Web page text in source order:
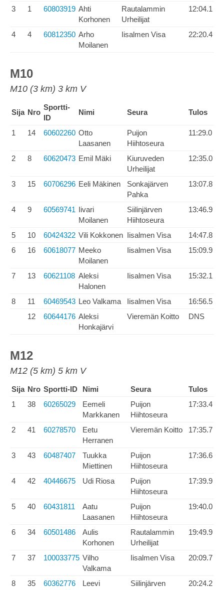
3 1 60803919 Ahti
Korhonen
Rautalammin
Urheilijat
12:04.1
4 4 60812350 Arho
Moilanen
Iisalmen Visa 22:20.4
M10
M10 (3 km) 3 km V
Sija Nro
Sportti-
ID
Nimi Seura Tulos
1 14 60602260 Otto
Laasanen
Puijon
Hiihtoseura
11:29.0
2 8 60620473 Emil Mäki
Kiuruveden
Urheilijat
12:35.0
3 15 60706296 Eeli Mäkinen
Sonkajärven
Pahka
13:07.8
4 9 60569741 Iivari
Moilanen
Siilinjärven
Hiihtoseura
13:46.9
5 10 60424322 Vili Kokkonen Iisalmen Visa
14:47.8
6
16 60618077 Meeko
Moilanen
Iisalmen Visa 15:09.9
7 13 60621108 Aleksi
Halonen
Iisalmen Visa 15:32.1
8 11 60469543 Leo Valkama Iisalmen Visa
16:56.5
12
60644176 Aleksi
Honkajärvi
Vieremän Koitto DNS
M12
M12 (5 km) 5 km V
Sija Nro Sportti-ID Nimi Seura
Tulos
1
38 60265029
Eemeli
Markkanen
Puijon
Hiihtoseura
17:33.4
2 41 60278570
Eetu
Herranen
Vieremän Koitto 17:35.7
3 43 60487407
Tuukka
Miettinen
Puijon
Hiihtoseura
17:36.6
4 42 40446675 Udi Riosa
Puijon
Hiihtoseura
17:39.9
5 40 60431811
Aatu
Laasanen
Puijon
Hiihtoseura
19:40.0
6 34 60501486
Aulis
Korhonen
Rautalammin
Urheilijat
19:49.9
7 37 100033775 Vilho
Valkama
Iisalmen Visa 20:09.7
8 35 60362776
Leevi
Siilinjärven
20:24.2